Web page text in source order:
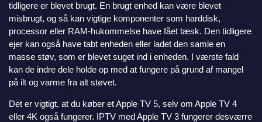
tidligere er blevet brugt. En brugt enhed kan være blevet
misbrugt, og så kan vigtige komponenter som harddisk,
processor eller RAM-hukommelse have fået tæsk. Den tidligere
ejer kan også have tabt enheden eller ladet den samle en
masse støv, som er blevet suget ind i enheden. I værste fald
kan de indre dele holde op med at fungere på grund af mangel
på ilt og varme fra alt støvet.
Det er vigtigt, at du køber et Apple TV 5, selv om Apple TV 4
eller 4K også fungerer. IPTV med Apple TV 3 fungerer desværre